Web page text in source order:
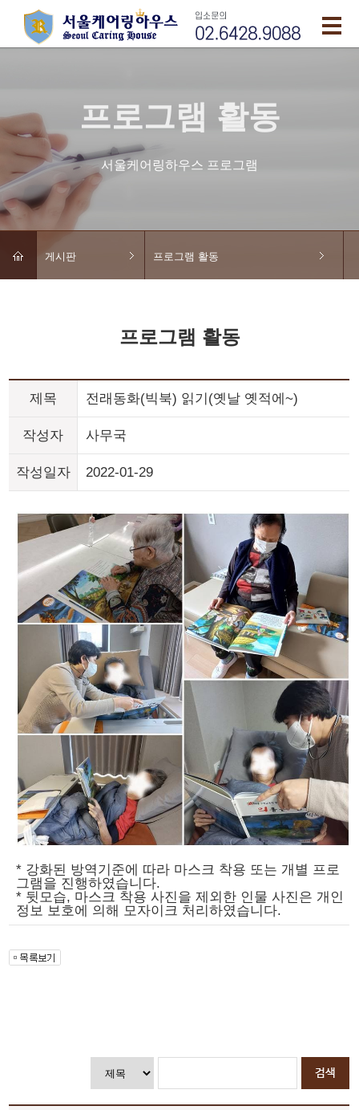
프로그램 활동
서울케어링하우스 프로그램
게시판 프로그램 활동
프로그램 활동
제목 전래동화(빅북) 읽기(옛날 옛적에~)
작성자 사무국
작성일자 2022-01-29
* 강화된 방역기준에 따라 마스크 착용 또는 개별 프로
그램을 진행하였습니다.
* 뒷모습, 마스크 착용 사진을 제외한 인물 사진은 개인
정보 보호에 의해 모자이크 처리하였습니다.